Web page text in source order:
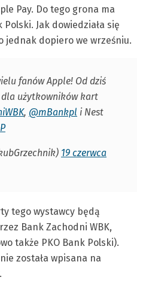
Pay. Do tego grona ma
Polski. Jak dowiedziała się
jednak dopiero we wrześniu.
fanów Apple! Od dziś
dla użytkowników kart
, @mBankpl i Nest
19 czerwca
tego wystawcy będą
Bank Zachodni WBK,
także PKO Bank Polski).
została wpisana na
.